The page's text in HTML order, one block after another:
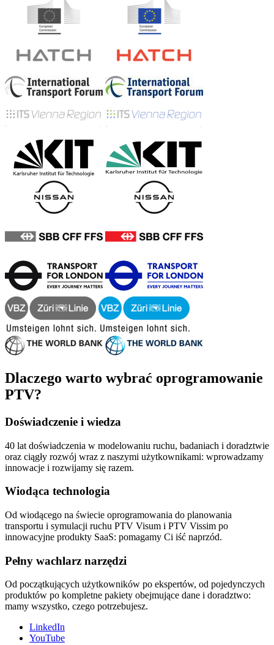
Dlaczego warto wybrać oprogramowanie
PTV?
Doświadczenie i wiedza
40 lat doświadczenia w modelowaniu ruchu, badaniach i doradztwie
oraz ciągły rozwój wraz z naszymi użytkownikami: wprowadzamy
innowacje i rozwijamy się razem.
Wiodąca technologia
Od wiodącego na świecie oprogramowania do planowania
transportu i symulacji ruchu PTV Visum i PTV Vissim po
innowacyjne produkty SaaS: pomagamy Ci iść naprzód.
Pełny wachlarz narzędzi
Od początkujących użytkowników po ekspertów, od pojedynczych
produktów po kompletne pakiety obejmujące dane i doradztwo:
mamy wszystko, czego potrzebujesz.
LinkedIn
YouTube